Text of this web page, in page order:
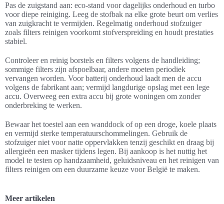
Pas de zuigstand aan: eco-stand voor dagelijks onderhoud en turbo
voor diepe reiniging. Leeg de stofbak na elke grote beurt om verlies
van zuigkracht te vermijden. Regelmatig onderhoud stofzuiger
zoals filters reinigen voorkomt stofverspreiding en houdt prestaties
stabiel.
Controleer en reinig borstels en filters volgens de handleiding;
sommige filters zijn afspoelbaar, andere moeten periodiek
vervangen worden. Voor batterij onderhoud laadt men de accu
volgens de fabrikant aan; vermijd langdurige opslag met een lege
accu. Overweeg een extra accu bij grote woningen om zonder
onderbreking te werken.
Bewaar het toestel aan een wanddock of op een droge, koele plaats
en vermijd sterke temperatuurschommelingen. Gebruik de
stofzuiger niet voor natte oppervlakken tenzij geschikt en draag bij
allergieën een masker tijdens legen. Bij aankoop is het nuttig het
model te testen op handzaamheid, geluidsniveau en het reinigen van
filters reinigen om een duurzame keuze voor België te maken.
Meer artikelen